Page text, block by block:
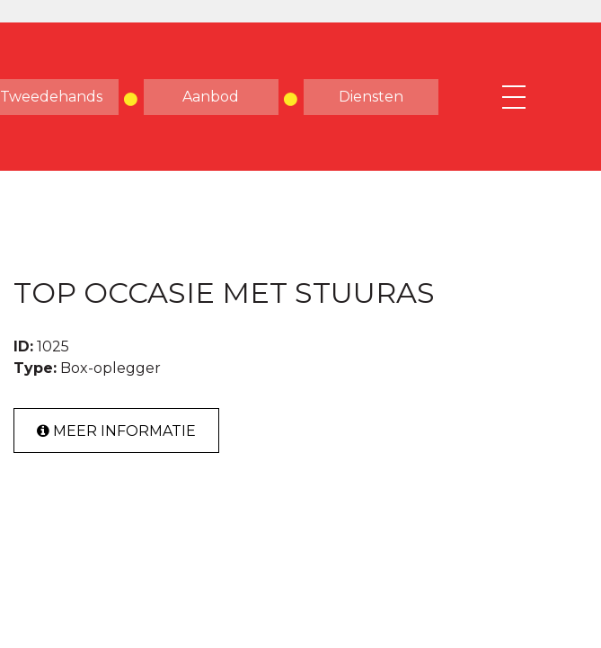
Tweedehands Aanbod Diensten
TOP OCCASIE MET STUURAS
ID: 1025
Type: Box-oplegger
MEER INFORMATIE